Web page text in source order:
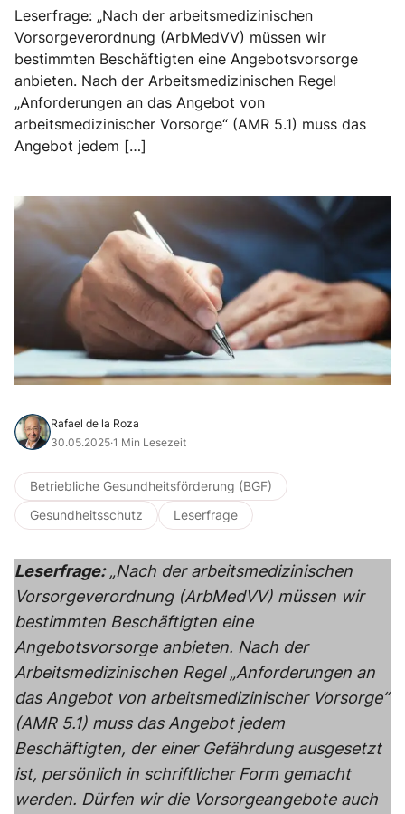
Leserfrage: „Nach der arbeitsmedizinischen
Vorsorgeverordnung (ArbMedVV) müssen wir
bestimmten Beschäftigten eine Angebotsvorsorge
anbieten. Nach der Arbeitsmedizinischen Regel
„Anforderungen an das Angebot von
arbeitsmedizinischer Vorsorge“ (AMR 5.1) muss das
Angebot jedem […]
Rafael de la Roza
30.05.2025·1 Min Lesezeit
Betriebliche Gesundheitsförderung (BGF)
Gesundheitsschutz
Leserfrage
Leserfrage:„Nach der arbeitsmedizinischen
Vorsorgeverordnung (ArbMedVV) müssen wir
bestimmten Beschäftigten eine
Angebotsvorsorge anbieten. Nach der
Arbeitsmedizinischen Regel „Anforderungen an
das Angebot von arbeitsmedizinischer Vorsorge“
(AMR 5.1) muss das Angebot jedem
Beschäftigten, der einer Gefährdung ausgesetzt
ist, persönlich in schriftlicher Form gemacht
werden. Dürfen wir die Vorsorgeangebote auch